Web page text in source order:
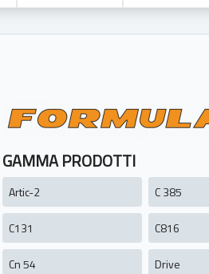
GAMMA PRODOTTI
Artic-2 C 385
C131 C816
Cn 54 Drive